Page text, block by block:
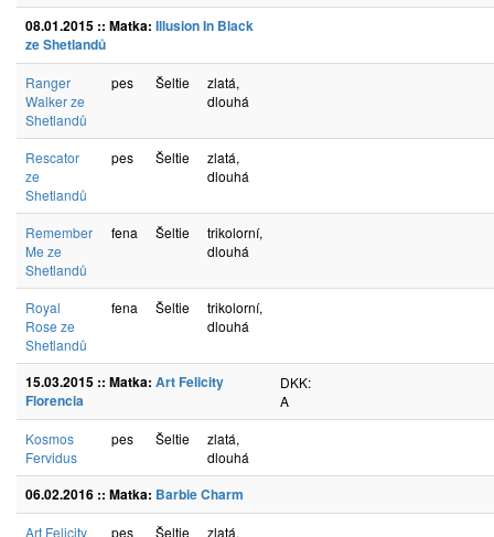
08.01.2015 :: Matka: Illusion In Black
ze Shetlandů
Ranger
Walker ze
Shetlandů
pes Šeltie
zlatá,
dlouhá
Rescator
ze
Shetlandů
pes Šeltie
zlatá,
dlouhá
Remember
Me ze
Shetlandů
fena Šeltie
trikolorní,
dlouhá
Royal
Rose ze
Shetlandů
fena Šeltie
trikolorní,
dlouhá
15.03.2015 :: Matka: Art Felicity
Florencia
DKK:
A
Kosmos
Fervidus
pes Šeltie
zlatá,
dlouhá
06.02.2016 :: Matka: Barbie Charm
Art Felicity
pes Šeltie
zlatá,